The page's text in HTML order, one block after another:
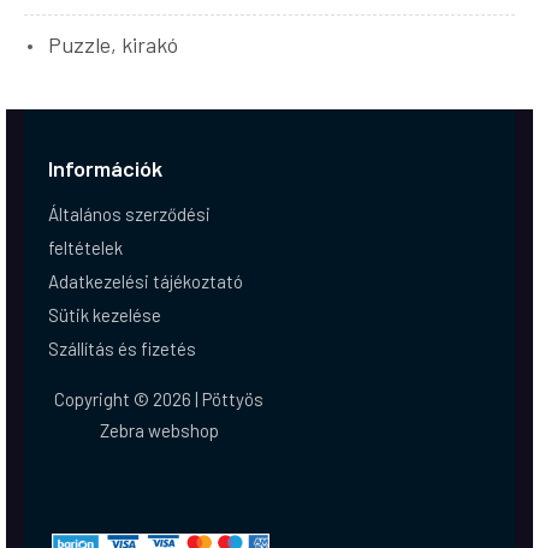
Puzzle, kirakó
Információk
Általános szerződési
feltételek
Adatkezelési tájékoztató
Sütik kezelése
Szállítás és fizetés
Copyright © 2026 | Pöttyös
Zebra webshop